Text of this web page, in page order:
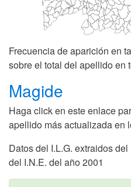
Frecuencia de aparición en
sobre el total del apellido en
Magide
Haga click en este enlace
apellido más actualizada en
Datos del I.L.G. extraidos del
del I.N.E. del año 2001